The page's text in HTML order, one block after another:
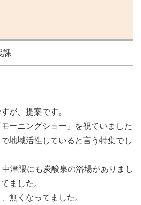
課
が、提案です。
ーニングショー」を視ていました
地域活性していると言う特集でし
津隈にも炭酸泉の浴場がありまし
ました。
無くなってました。